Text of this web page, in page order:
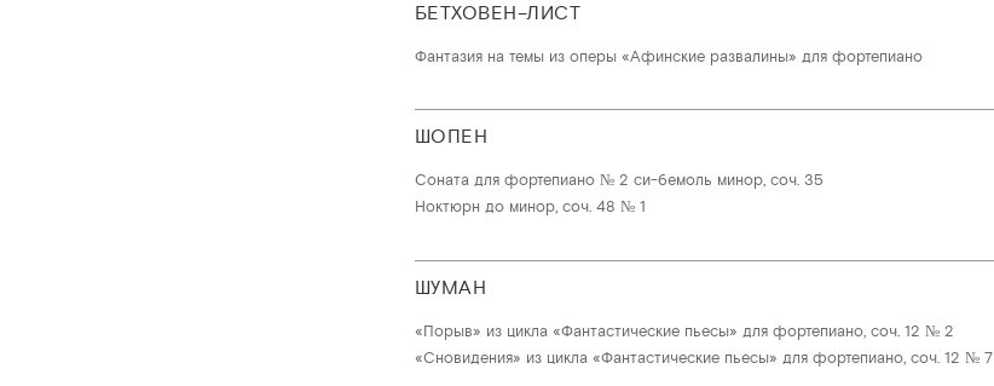
БЕТХОВЕН–ЛИСТ
Фантазия на темы из оперы «Афинские развалины» для фортепиано
ШОПЕН
Соната для фортепиано № 2 си-бемоль минор, соч. 35
Ноктюрн до минор, соч. 48 № 1
ШУМАН
«Порыв» из цикла «Фантастические пьесы» для фортепиано, соч. 12 № 2
«Сновидения» из цикла «Фантастические пьесы» для фортепиано, соч. 12 № 7